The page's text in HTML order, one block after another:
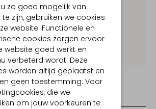
zo goed mogelijk van
te zijn, gebruiken we cookies
website. Functionele en
cookies zorgen ervoor
website goed werkt en
verbeterd wordt. Deze
worden altijd geplaatst en
geen toestemming. Voor
die we
om jouw voorkeuren te
vanaf € 100,-
binnen 30 dagen